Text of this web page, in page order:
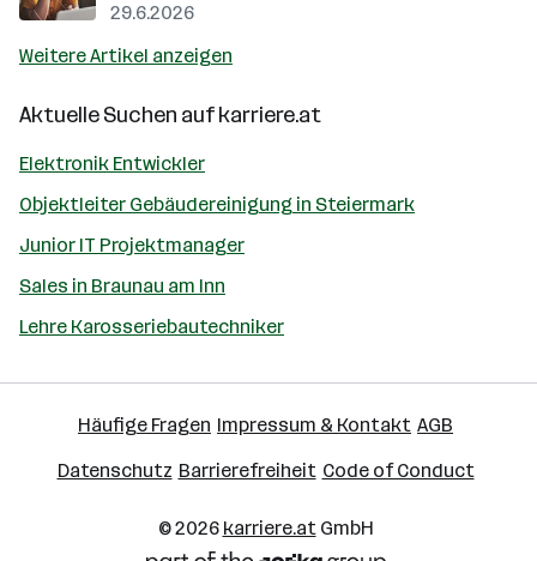
29.6.2026
Weitere Artikel anzeigen
Aktuelle Suchen aufkarriere.at
Elektronik Entwickler
Objektleiter Gebäudereinigung in Steiermark
Junior IT Projektmanager
Sales in Braunau am Inn
Lehre Karosseriebautechniker
Häufige Fragen Impressum & Kontakt AGB
Datenschutz Barrierefreiheit Code of Conduct
© 2026 karriere.atGmbH